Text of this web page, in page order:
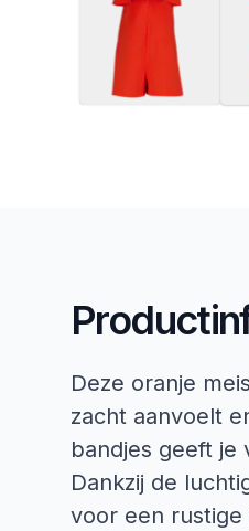
Deze oranje
zacht aanvoelt
bandjes geeft je
Dankzij de
voor een rustige